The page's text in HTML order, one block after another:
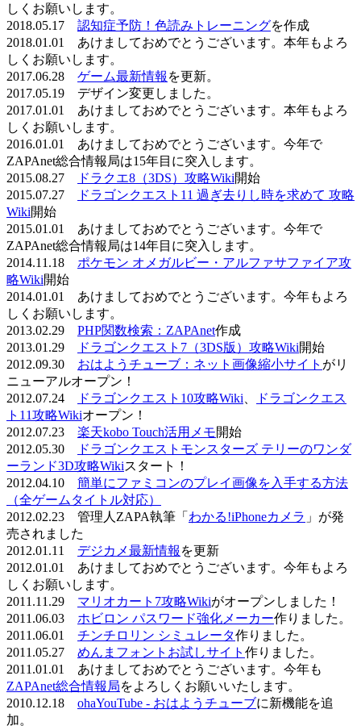
しくお願いします。
2018.05.17 認知症予防！色読みトレーニングを作成
2018.01.01 あけましておめでとうございます。本年もよろ
しくお願いします。
2017.06.28 ゲーム最新情報 を更新。
2017.05.19 デザイン変更しました。
2017.01.01 あけましておめでとうございます。本年もよろ
しくお願いします。
2016.01.01 あけましておめでとうございます。今年で
ZAPAnet総合情報局は15年目に突入します。
2015.08.27
ドラクエ8（3DS）攻略Wiki開始
2015.07.27
ドラゴンクエスト11 過ぎ去りし時を求めて 攻略
Wiki開始
2015.01.01 あけましておめでとうございます。今年で
ZAPAnet総合情報局は14年目に突入します。
2014.11.18 ポケモン オメガルビー・アルファサファイア攻
略Wiki開始
2014.01.01 あけましておめでとうございます。今年もよろ
しくお願いします。
2013.02.29 PHP関数検索：ZAPAnet作成
2013.01.29
ドラゴンクエスト7（3DS版）攻略Wiki開始
2012.09.30 おはようチューブ：ネット画像縮小サイト がリ
ニューアルオープン！
2012.07.24
ドラゴンクエスト10攻略Wiki
ドラゴンクエス
ト11攻略Wikiオープン！
2012.07.23 楽天kobo Touch活用メモ開始
2012.05.30
ドラゴンクエストモンスターズ テリーのワンダ
ーランド3D攻略Wikiスタート！
2012.04.10 簡単にファミコンのプレイ画像を入手する方法
（全ゲームタイトル対応）
2012.02.23 管理人ZAPA執筆「 わかる!iPhoneカメラ 」が発
売されました
2012.01.11 デジカメ最新情報 を更新
2012.01.01 あけましておめでとうございます。今年もよろ
しくお願いします。
2011.11.29 マリオカート7攻略Wikiがオープンしました！
2011.06.03 ホビロン パスワード強化メーカー作りました。
2011.06.01 チンチロリン シミュレータ作りました。
2011.05.27 めんまフォントお試しサイト 作りました。
2011.01.01 あけましておめでとうございます。今年も
ZAPAnet総合情報局をよろしくお願いいたします。
2010.12.18 ohaYouTube - おはようチューブに新機能を追
加。